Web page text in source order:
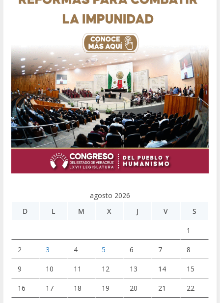
agosto 2026
D
L M X J V S
1
2 3 4 5 6 7 8
9 10 11 12 13 14 15
16 17 18 19 20 21 22